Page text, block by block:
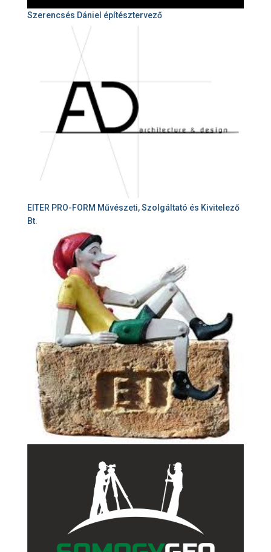
Szerencsés Dániel építésztervező
EITER PRO-FORM Művészeti, Szolgáltató és Kivitelező
Bt.